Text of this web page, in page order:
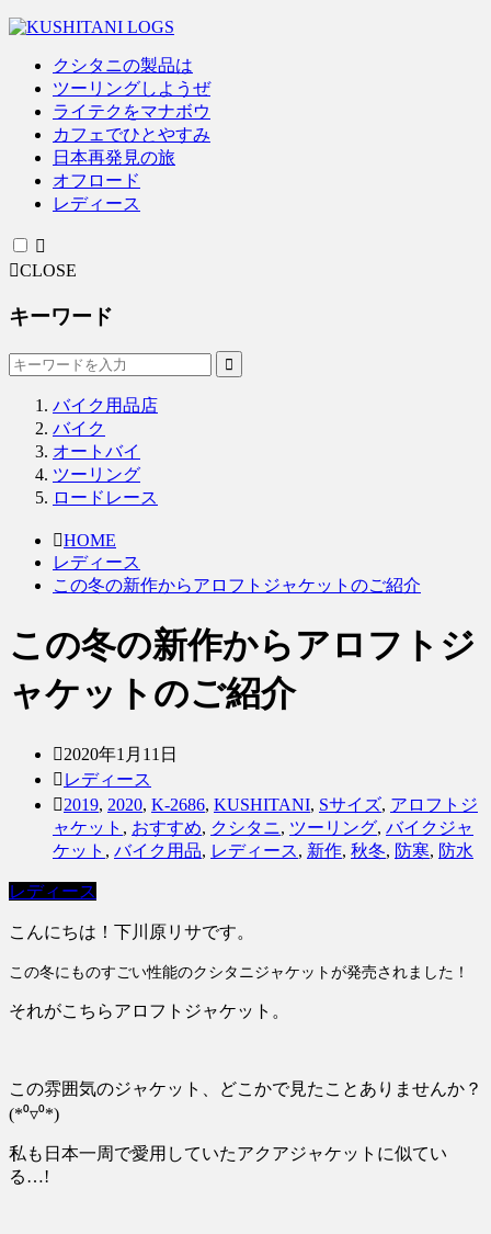
クシタニの製品は
ツーリングしようぜ
ライテクをマナボウ
カフェでひとやすみ
日本再発見の旅
オフロード
レディース
CLOSE
キーワード
バイク用品店
バイク
オートバイ
ツーリング
ロードレース
HOME
レディース
この冬の新作からアロフトジャケットのご紹介
この冬の新作からアロフトジ
ャケットのご紹介
2020年1月11日
レディース
2019, 2020, K-2686, KUSHITANI, Sサイズ, アロフトジ
ャケット , おすすめ, クシタニ, ツーリング, バイクジャ
ケット , バイク用品, レディース, 新作, 秋冬, 防寒, 防水
レディース
こんにちは！下川原リサです。
この冬にものすごい性能のクシタニジャケットが発売されました！
それがこちらアロフトジャケット。
この雰囲気のジャケット、どこかで見たことありませんか？
(*⁰▿⁰*)
私も日本一周で愛用していたアクアジャケットに似てい
る…!